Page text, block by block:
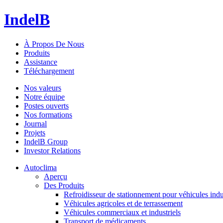
IndelB
À Propos De Nous
Produits
Assistance
Téléchargement
Nos valeurs
Notre équipe
Postes ouverts
Nos formations
Journal
Projets
IndelB Group
Investor Relations
Autoclima
Aperçu
Des Produits
Refroidisseur de stationnement pour véhicules
Véhicules agricoles et de terrassement
Véhicules commerciaux et industriels
Transport de médicaments